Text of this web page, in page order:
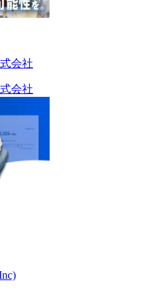
会社
会社